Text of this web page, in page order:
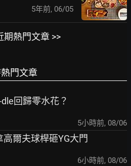
5年前, 06/05
期熱門文章 >>
門文章
回歸零水花？
5小時前, 08/06
爾夫球桿砸YG大門
6小時前, 08/06